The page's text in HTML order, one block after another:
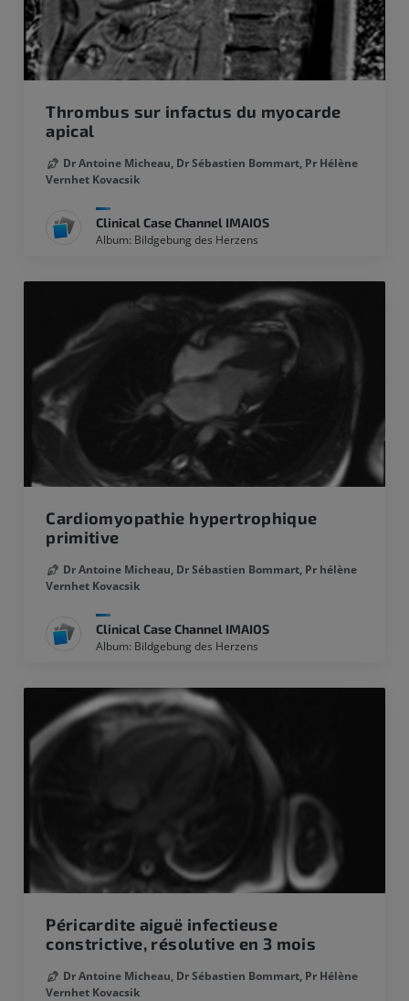
Thrombus sur infactus du myocarde
apical
Dr Antoine Micheau, Dr Sébastien Bommart, Pr Hélène
Vernhet Kovacsik
Clinical Case Channel IMAIOS
Album: Bildgebung des Herzens
Cardiomyopathie hypertrophique
primitive
Dr Antoine Micheau, Dr Sébastien Bommart, Pr hélène
Vernhet Kovacsik
Clinical Case Channel IMAIOS
Album: Bildgebung des Herzens
Péricardite aiguë infectieuse
constrictive, résolutive en 3 mois
Dr Antoine Micheau, Dr Sébastien Bommart, Pr Hélène
Vernhet Kovacsik